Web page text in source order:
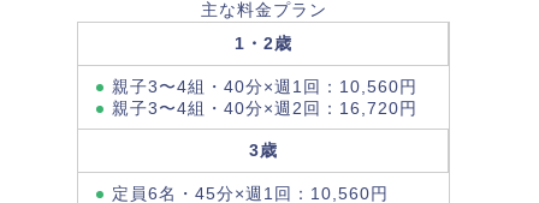
主な料金プラン
1・2歳
親子3〜4組・40分×週1回：10,560円
親子3〜4組・40分×週2回：16,720円
3歳
定員6名・45分×週1回：10,560円